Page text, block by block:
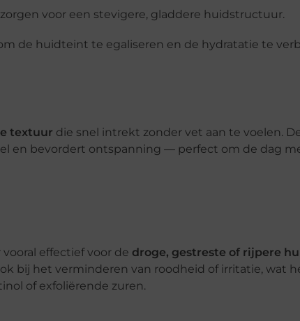
voor een stevigere, gladdere huidstructuur.
de huidteint te egaliseren en de hydratatie te
textuur die snel intrekt zonder vet aan te voelen.
en bevordert ontspanning — perfect om de dag
vooral effectief voor de droge, gestreste of rijpere
bij het verminderen van roodheid of irritatie, wat
of exfoliërende zuren.